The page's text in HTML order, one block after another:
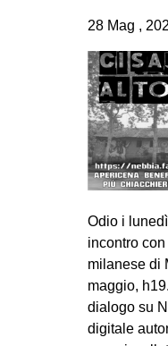
28 Mag ,
Odio i
incontro
milanese di
maggio,
dialogo su
digitale